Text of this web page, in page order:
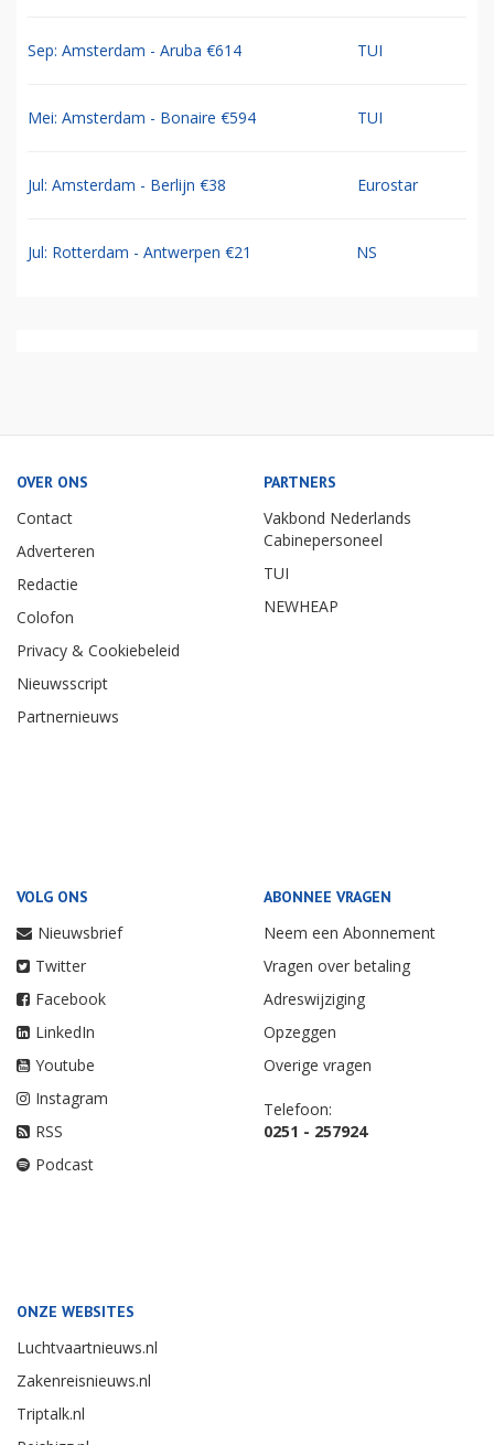
Sep: Amsterdam - Aruba €614 TUI
Mei: Amsterdam - Bonaire €594 TUI
Jul: Amsterdam - Berlijn €38 Eurostar
Jul: Rotterdam - Antwerpen €21 NS
OVER ONS
Contact
Adverteren
Redactie
Colofon
Privacy & Cookiebeleid
Nieuwsscript
Partnernieuws
PARTNERS
Vakbond Nederlands
Cabinepersoneel
TUI
NEWHEAP
VOLG ONS
Nieuwsbrief
Twitter
Facebook
LinkedIn
Youtube
Instagram
RSS
Podcast
ABONNEE VRAGEN
Neem een Abonnement
Vragen over betaling
Adreswijziging
Opzeggen
Overige vragen
Telefoon:
0251 - 257924
ONZE WEBSITES
Luchtvaartnieuws.nl
Zakenreisnieuws.nl
Triptalk.nl